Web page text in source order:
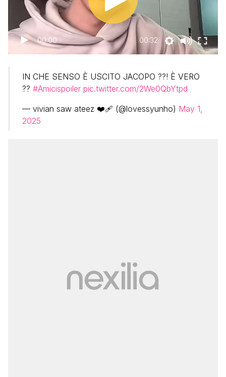
00:00 00:32
IN CHE SENSO È USCITO JACOPO ??! È VERO
?? #Amicispoiler pic.twitter.com/2We0QbYtpd
— vivian saw ateez ❤️‍🩹 (@lovessyunho) May 1,
2025